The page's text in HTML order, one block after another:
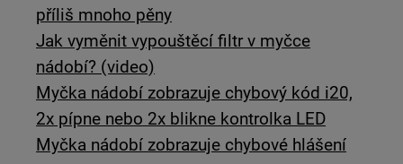
příliš mnoho pěny
Jak vyměnit vypouštěcí filtr v myčce
nádobí? (video)
Myčka nádobí zobrazuje chybový kód i20,
2x pípne nebo 2x blikne kontrolka LED
Myčka nádobí zobrazuje chybové hlášení